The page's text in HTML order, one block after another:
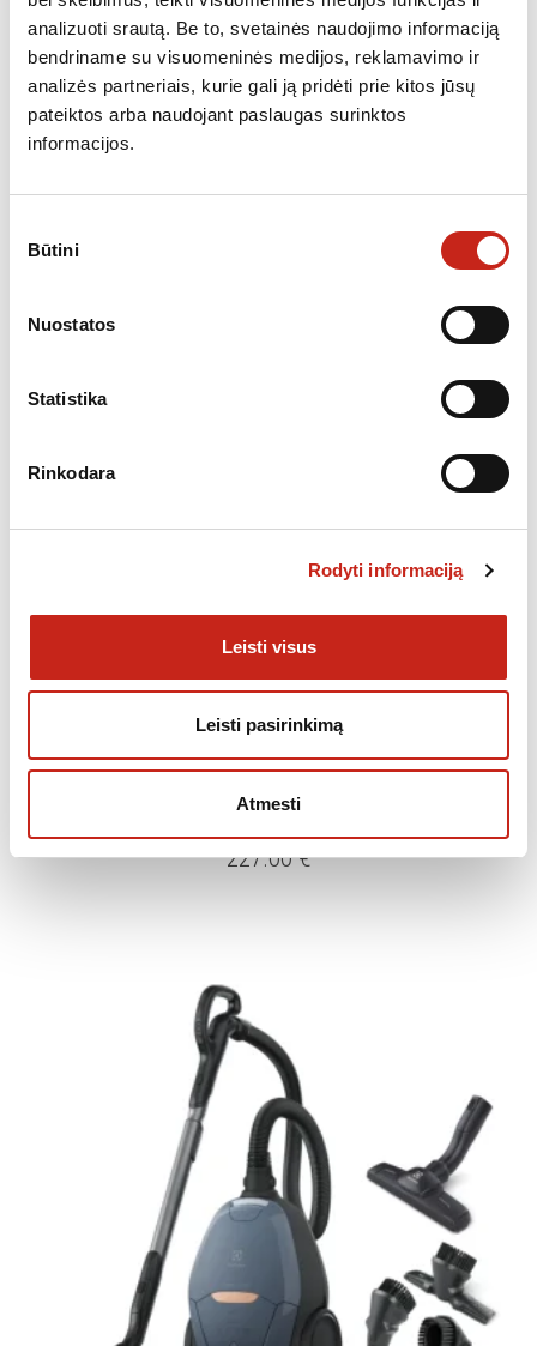
analizuoti srautą. Be to, svetainės naudojimo informaciją
bendriname su visuomeninės medijos, reklamavimo ir
analizės partneriais, kurie gali ją pridėti prie kitos jūsų
pateiktos arba naudojant paslaugas surinktos
informacijos.
pasirinkimas
Būtini
Nuostatos
Statistika
Rinkodara
Rodyti informaciją
Leisti visus
Leisti pasirinkimą
Atmesti
DULKIŲ SIURBLIAI ,NEMOKAMAS PRISTATYMAS,SMULKI BUITINĖ
TECHNIKA
Dulkių siurblys ELECTROLUX EP82AB25UG
DULKIŲ SIURBLIAI,SMULKI BUITINĖ TECHNIKA
Dulkių siurblys Electrolux PD82-4MB
227.00€